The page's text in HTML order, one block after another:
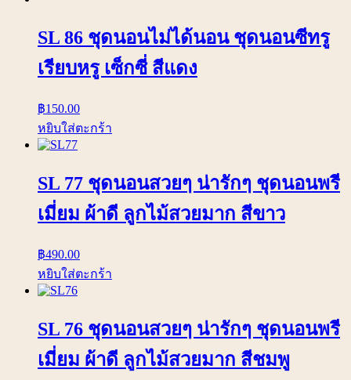
SL 86 ชุดนอนไม่ได้นอน ชุดนอนซีทรู
เรียบหรู เซ็กซี่ สีแดง
฿150.00
หยิบใส่ตะกร้า
SL 77 ชุดนอนสวยๆ น่ารักๆ ชุดนอนพรี
เมี่ยม ผ้าดี ลูกไม้สวยมาก สีขาว
฿490.00
หยิบใส่ตะกร้า
SL 76 ชุดนอนสวยๆ น่ารักๆ ชุดนอนพรี
เมี่ยม ผ้าดี ลูกไม้สวยมาก สีชมพู